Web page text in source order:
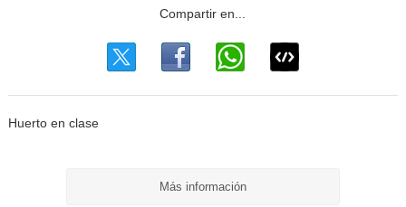
Huerto en clase
Más información